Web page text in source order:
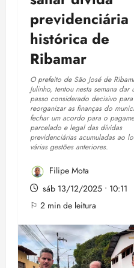
previdenciária
histórica de
Ribamar
O prefeito de São José de
Julinho, tentou nesta semana dar
passo considerado decisivo para
reorganizar as finanças do
fechar um acordo para o
parcelado e legal das dívidas
previdenciárias acumuladas ao
várias gestões anteriores.
Filipe Mota
sáb 13/12/2025 • 10:11
⚐ 2 min de leitura